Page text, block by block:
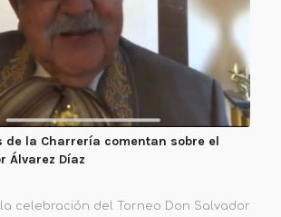
de la Charrería comentan sobre el
Álvarez Díaz
celebración del Torneo Don Salvador